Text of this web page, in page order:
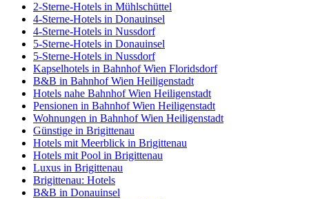
2-Sterne-Hotels in Mühlschüttel
4-Sterne-Hotels in Donauinsel
4-Sterne-Hotels in Nussdorf
5-Sterne-Hotels in Donauinsel
5-Sterne-Hotels in Nussdorf
Kapselhotels in Bahnhof Wien Floridsdorf
B&B in Bahnhof Wien Heiligenstadt
Hotels nahe Bahnhof Wien Heiligenstadt
Pensionen in Bahnhof Wien Heiligenstadt
Wohnungen in Bahnhof Wien Heiligenstadt
Günstige in Brigittenau
Hotels mit Meerblick in Brigittenau
Hotels mit Pool in Brigittenau
Luxus in Brigittenau
Brigittenau: Hotels
B&B in Donauinsel